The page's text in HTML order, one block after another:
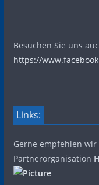
Besuchen Sie uns
https://
Links:
Gerne empfehlen wir
Partnerorganisation